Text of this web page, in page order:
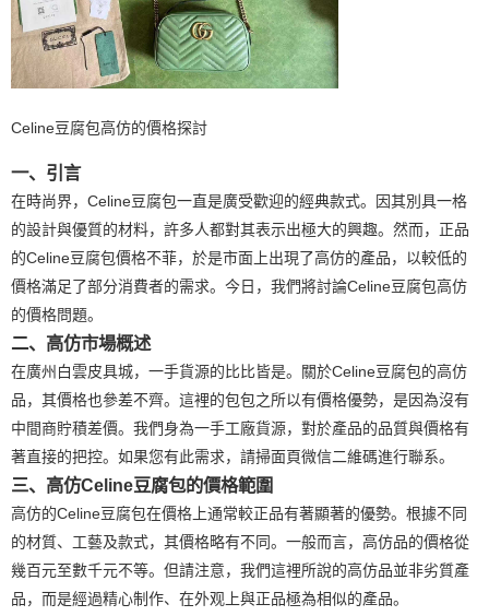
Celine豆腐包高仿的價格探討
一、引言
在時尚界，Celine豆腐包一直是廣受歡迎的經典款式。因其別具一格
的設計與優質的材料，許多人都對其表示出極大的興趣。然而，正品
的Celine豆腐包價格不菲，於是市面上出現了高仿的產品，以較低的
價格滿足了部分消費者的需求。今日，我們將討論Celine豆腐包高仿
的價格問題。
二、高仿市場概述
在廣州白雲皮具城，一手貨源的比比皆是。關於Celine豆腐包的高仿
品，其價格也參差不齊。這裡的包包之所以有價格優勢，是因為沒有
中間商貯積差價。我們身為一手工廠貨源，對於產品的品質與價格有
著直接的把控。如果您有此需求，請掃面頁微信二維碼進行聯系。
三、高仿Celine豆腐包的價格範圍
高仿的Celine豆腐包在價格上通常較正品有著顯著的優勢。根據不同
的材質、工藝及款式，其價格略有不同。一般而言，高仿品的價格從
幾百元至數千元不等。但請注意，我們這裡所說的高仿品並非劣質產
品，而是經過精心制作、在外观上與正品極為相似的產品。